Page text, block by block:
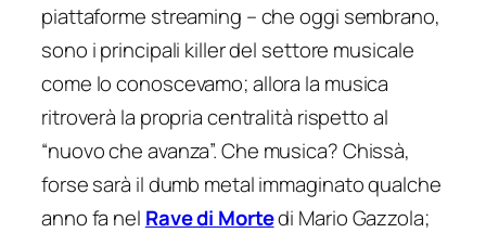
piattaforme streaming – che oggi sembrano,
sono i principali killer del settore musicale
come lo conoscevamo; allora la musica
ritroverà la propria centralità rispetto al
“nuovo che avanza”. Che musica? Chissà,
forse sarà il dumb metal immaginato qualche
anno fa nel Rave di Mortedi Mario Gazzola;